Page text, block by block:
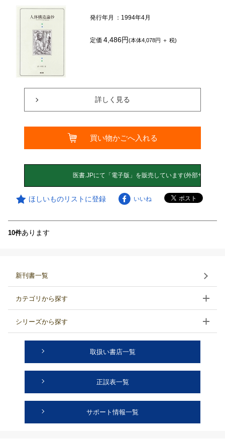
発行年月 ：1994年4月
定価4,486円(本体4,078円 ＋ 税)
詳しく見る
買い物かごへ入れる
ほしいものリストに登録 いいね
10件あります
新刊書一覧
カテゴリから探す
シリーズから探す
取扱い書店一覧
正誤表一覧
サポート情報一覧